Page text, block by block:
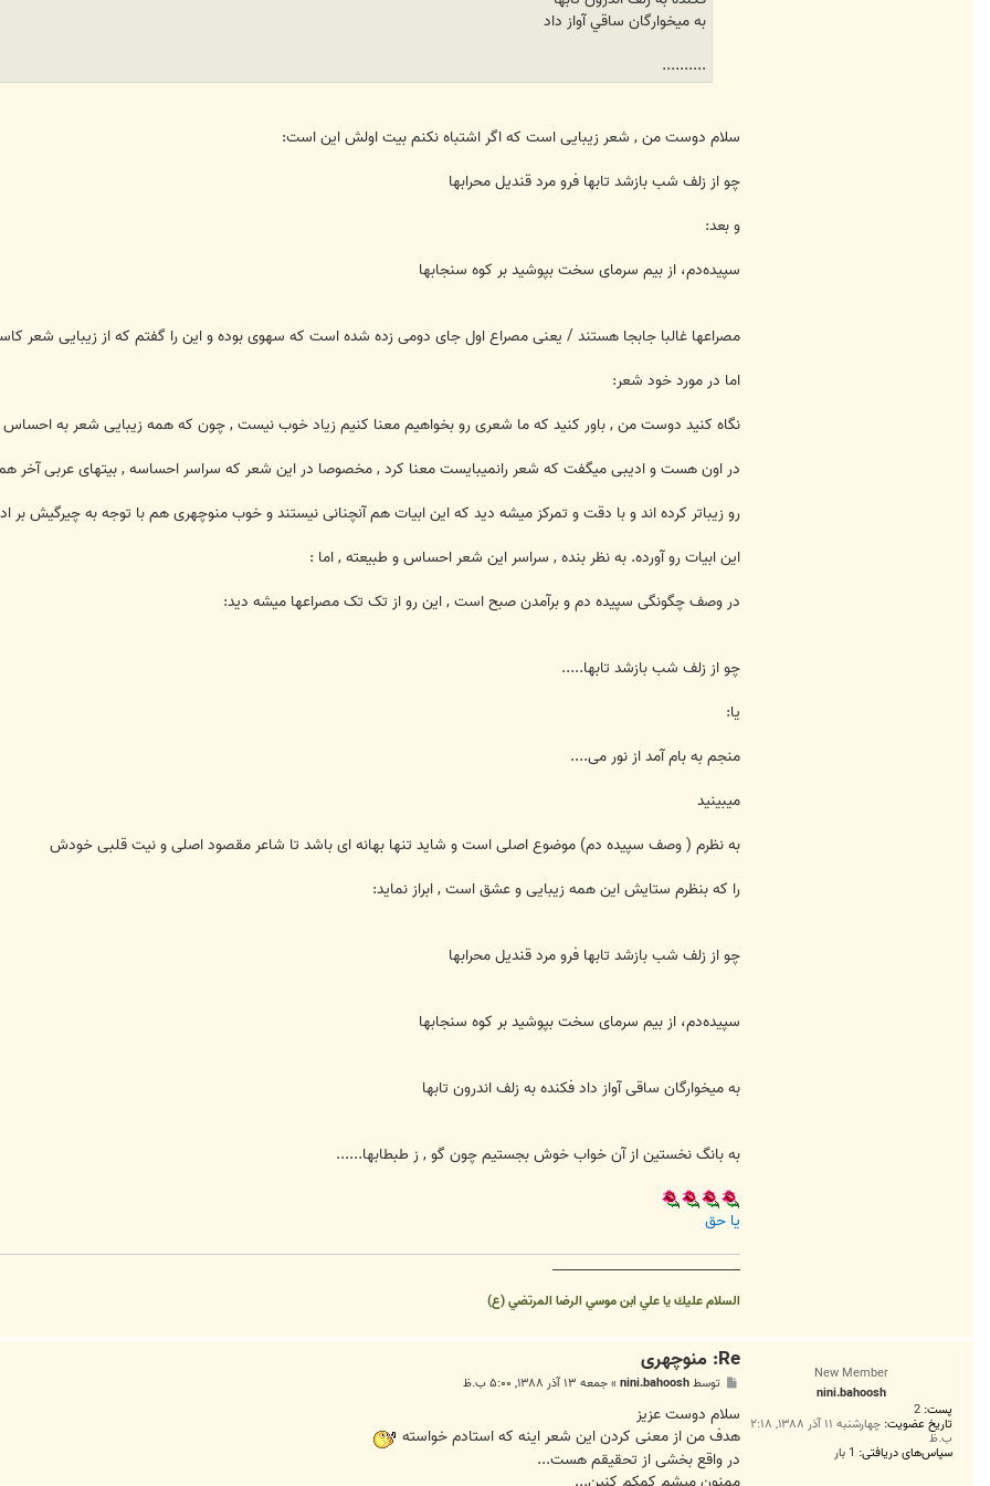
به ميخوارگان ساقي آواز داد
..........
سلام دوست من , شعر زیبایی است که اگر اشتباه نکنم بیت اولش این است:
چو از زلف شب بازشد تابها فرو مرد قندیل محرابها
و بعد:
سپیده‌دم، از بیم سرمای سخت بپوشید بر کوه سنجابها
مصراعها غالبا جابجا هستند / یعنی مصراع اول جای دومی زده شده است که سهوی بوده و این را گفتم که از زیبایی شعر
اما در مورد خود شعر:
نگاه کنید دوست من , باور کنید که ما شعری رو بخواهیم معنا کنیم زیاد خوب نیست , چون که همه زیبایی شعر به احساس
در اون هست و ادیبی میگفت که شعر رانمیبایست معنا کرد , مخصوصا در این شعر که سراسر احساسه , بیتهای عربی آخر
رو زیباتر کرده اند و با دقت و تمرکز میشه دید که این ابیات هم آنچنانی نیستند و خوب منوچهری هم با توجه به چیرگیش بر
این ابیات رو آورده. به نظر بنده , سراسر این شعر احساس و طبیعته , اما :
در وصف چگونگی سپیده دم و برآمدن صبح است , این رو از تک تک مصراعها میشه دید:
چو از زلف شب بازشد تابها.....
یا:
منجم به بام آمد از نور می....
میبینید
به نظرم ( وصف سپیده دم) موضوع اصلی است و شاید تنها بهانه ای باشد تا شاعر مقصود اصلی و نیت قلبی خودش
را که بنظرم ستایش این همه زیبایی و عشق است , ابراز نماید:
چو از زلف شب بازشد تابها فرو مرد قندیل محرابها
سپیده‌دم، از بیم سرمای سخت بپوشید بر کوه سنجابها
به میخوارگان ساقی آواز داد فکنده به زلف اندرون تابها
به بانگ نخستین از آن خواب خوش بجستیم چون گو , ز طبطابها......
یا حق
__________________________________
السلام عليك يا علي ابن موسي الرضا المرتضي (ع)
New Member
nini.bahoosh
پست: 2
تاریخ عضویت: چهارشنبه ۱۱ آذر ۱۳۸۸, ۲:۱۸
ب.ظ
سپاس‌های دریافتی: 1 بار
Re: منوچهری
ت
توسطnini.bahoosh
»جمعه ۱۳ آذر ۱۳۸۸, ۵:۰۰ ب.ظ
سلام دوست عزیز
هدف من از معنی کردن این شعر اینه که استادم خواسته
در واقع بخشی از تحقیقم هست...